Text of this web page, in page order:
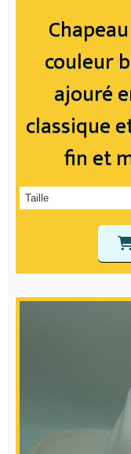
couleur
ajouré
classique
fin et